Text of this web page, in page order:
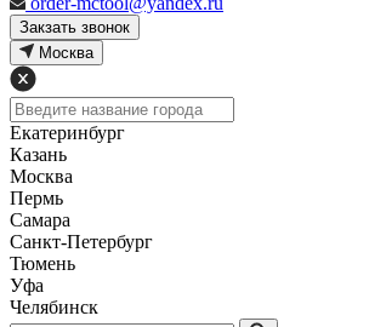
Закзать звонок
Москва
Екатеринбург
Казань
Москва
Пермь
Самара
Санкт-Петербург
Тюмень
Уфа
Челябинск